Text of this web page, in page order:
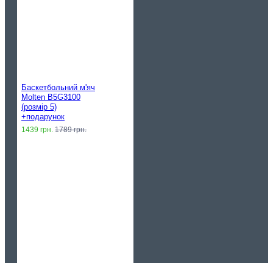
Баскетбольний м'яч
Molten B5G3100
(розмір 5)
+подарунок
1439 грн. 1789 грн.